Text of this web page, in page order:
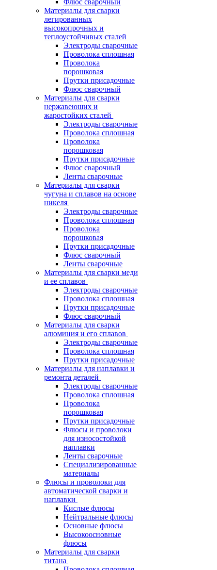
Флюс сварочный
Материалы для сварки
легированных
высокопрочных и
теплоустойчивых сталей
Электроды сварочные
Проволока сплошная
Проволока
порошковая
Прутки присадочные
Флюс сварочный
Материалы для сварки
нержавеющих и
жаростойких сталей
Электроды сварочные
Проволока сплошная
Проволока
порошковая
Прутки присадочные
Флюс сварочный
Ленты сварочные
Материалы для сварки
чугуна и сплавов на основе
никеля
Электроды сварочные
Проволока сплошная
Проволока
порошковая
Прутки присадочные
Флюс сварочный
Ленты сварочные
Материалы для сварки меди
и ее сплавов
Электроды сварочные
Проволока сплошная
Прутки присадочные
Флюс сварочный
Материалы для сварки
алюминия и его сплавов
Электроды сварочные
Проволока сплошная
Прутки присадочные
Материалы для наплавки и
ремонта деталей
Электроды сварочные
Проволока сплошная
Проволока
порошковая
Прутки присадочные
Флюсы и проволоки
для износостойкой
наплавки
Ленты сварочные
Специализированные
материалы
Флюсы и проволоки для
автоматической сварки и
наплавки
Кислые флюсы
Нейтральные флюсы
Основные флюсы
Высокоосновные
флюсы
Материалы для сварки
титана